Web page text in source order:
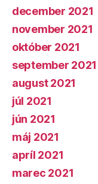
december 2021
november 2021
október 2021
september 2021
august 2021
júl 2021
jún 2021
máj 2021
apríl 2021
marec 2021